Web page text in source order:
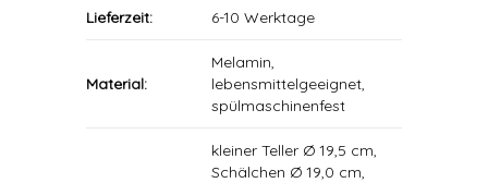
Lieferzeit: 6-10 Werktage
Material:
Melamin,
lebensmittelgeeignet,
spülmaschinenfest
kleiner Teller Ø 19,5 cm,
Schälchen Ø 19,0 cm,